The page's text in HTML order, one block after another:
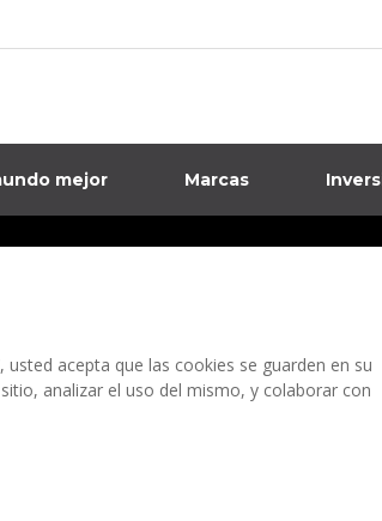
mejor Marcas
Grupo Bimbo no solicita ningún tipo de
no realiza venta de automóviles a través de otros sitios
usted acepta que las cookies se guarden en su
analizar el uso del mismo, y colaborar con